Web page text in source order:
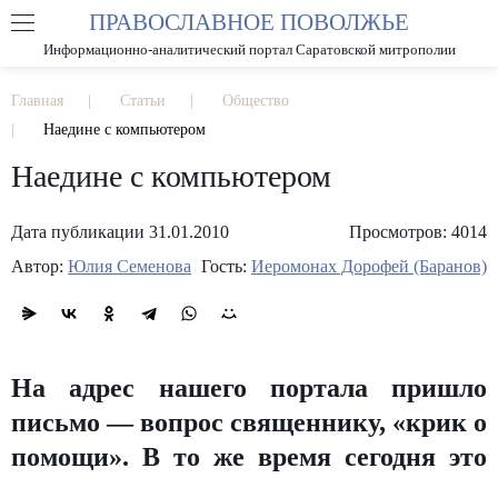
РАЗМЕР ШРИФТА А А
ПРАВОСЛАВНОЕ ПОВОЛЖЬЕ
Информационно-аналитический портал Саратовской митрополии
Главная Статьи
Общество
Наедине с компьютером
Наедине с компьютером
Дата публикации 31.01.2010
Просмотров: 4014
Автор: Юлия Семенова Гость: Иеромонах Дорофей (Баранов)
На адрес нашего портала пришло
письмо — вопрос священнику, «крик о
помощи». В то же время сегодня это